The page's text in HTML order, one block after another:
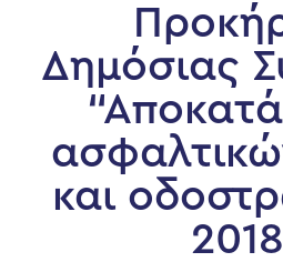
Δημόσιας
και